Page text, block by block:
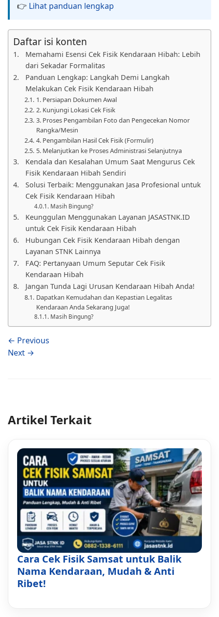
👉 Lihat panduan lengkap
Daftar isi konten
Memahami Esensi Cek Fisik Kendaraan Hibah: Lebih
dari Sekadar Formalitas
Panduan Lengkap: Langkah Demi Langkah
Melakukan Cek Fisik Kendaraan Hibah
1. Persiapan Dokumen Awal
2. Kunjungi Lokasi Cek Fisik
3. Proses Pengambilan Foto dan Pengecekan Nomor
Rangka/Mesin
4. Pengambilan Hasil Cek Fisik (Formulir)
5. Melanjutkan ke Proses Administrasi Selanjutnya
Kendala dan Kesalahan Umum Saat Mengurus Cek
Fisik Kendaraan Hibah Sendiri
Solusi Terbaik: Menggunakan Jasa Profesional untuk
Cek Fisik Kendaraan Hibah
Masih Bingung?
Keunggulan Menggunakan Layanan JASASTNK.ID
untuk Cek Fisik Kendaraan Hibah
Hubungan Cek Fisik Kendaraan Hibah dengan
Layanan STNK Lainnya
FAQ: Pertanyaan Umum Seputar Cek Fisik
Kendaraan Hibah
Jangan Tunda Lagi Urusan Kendaraan Hibah Anda!
Dapatkan Kemudahan dan Kepastian Legalitas
Kendaraan Anda Sekarang Juga!
Masih Bingung?
← Previous
Next →
Artikel Terkait
Cara Cek Fisik Samsat untuk Balik
Nama Kendaraan, Mudah & Anti
Ribet!